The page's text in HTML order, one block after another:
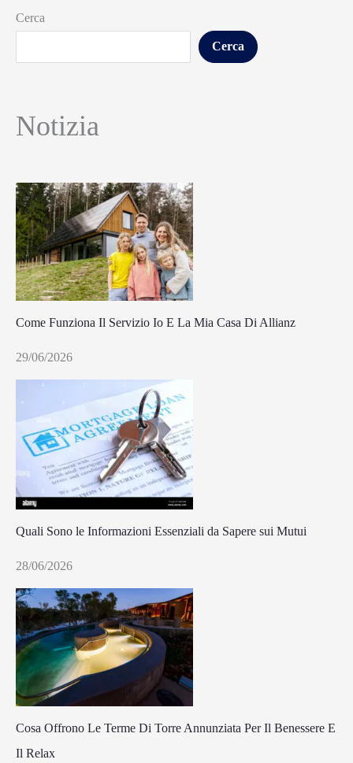
Cerca
Cerca
Notizia
Come Funziona Il Servizio Io E La Mia Casa Di Allianz
29/06/2026
Quali Sono le Informazioni Essenziali da Sapere sui Mutui
28/06/2026
Cosa Offrono Le Terme Di Torre Annunziata Per Il Benessere E
Il Relax